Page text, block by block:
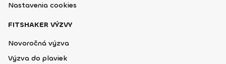
Nastavenia cookies
FITSHAKER VÝZVY
Novoročná výzva
Výzva do plaviek